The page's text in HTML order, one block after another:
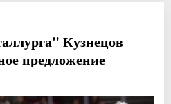
Кузнецов
предложение